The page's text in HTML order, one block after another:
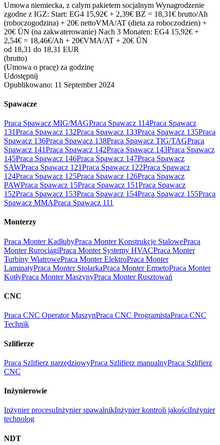
Umowa niemiecka, z calym pakietem socjalnym Wynagrodzenie
zgodne z IGZ: Start: EG4 15,92€ + 2,39€ BZ = 18,31€ brutto/Ah
(roboczogodzina) + 20€ nettoVMA/AT (dieta za roboczodzien) +
20€ ÜN (na zakwaterowanie) Nach 3 Monaten: EG4 15,92€ +
2,54€ = 18,46€/Ah + 20€VMA/AT + 20€ ÜN
od 18,31 do 18,31 EUR
(brutto)
(Umowa o pracę) za godzinę
Udostępnij
Opublikowano: 11 September 2024
Spawacze
Praca Spawacz MIG/MAGPraca Spawacz 114Praca Spawacz
131Praca Spawacz 132Praca Spawacz 133Praca Spawacz 135Praca
Spawacz 136Praca Spawacz 138Praca Spawacz TIG/TAGPraca
Spawacz 141Praca Spawacz 142Praca Spawacz 143Praca Spawacz
145Praca Spawacz 146Praca Spawacz 147Praca Spawacz
SAWPraca Spawacz 121Praca Spawacz 122Praca Spawacz
124Praca Spawacz 125Praca Spawacz 126Praca Spawacz
PAWPraca Spawacz 15Praca Spawacz 151Praca Spawacz
152Praca Spawacz 153Praca Spawacz 154Praca Spawacz 155Praca
Spawacz MMAPraca Spawacz 111
Monterzy
Praca Monter KadłubyPraca Monter Konstrukcje StalowePraca
Monter RurociągiPraca Monter Systemy HVACPraca Monter
Turbiny WiatrowePraca Monter ElektroPraca Monter
LaminatyPraca Monter StolarkaPraca Monter ErmetoPraca Monter
KotłyPraca Monter MaszynyPraca Monter Rusztowań
CNC
Praca CNC Operator MaszynPraca CNC ProgramistaPraca CNC
Technik
Szlifierze
Praca Szlifierz narzędziowyPraca Szlifierz manualnyPraca Szlifierz
CNC
Inżynierowie
Inżynier procesuInżynier spawalnikInżynier kontroli jakościInżynier
technolog
NDT